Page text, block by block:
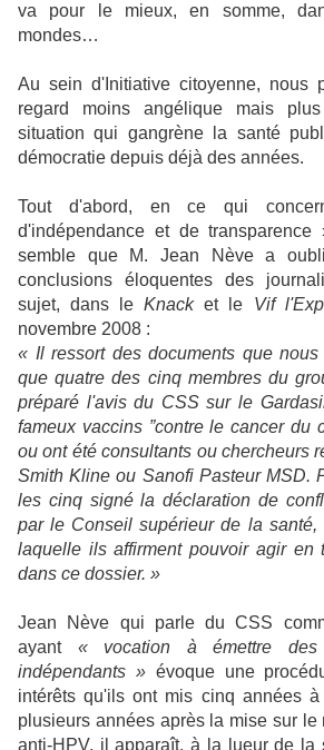
va pour le mieux, en somme,
mondes…
Au sein d'Initiative citoyenne, nous
regard moins angélique mais
situation qui gangrène la santé
démocratie depuis déjà des années.
Tout d'abord, en ce qui
d'indépendance et de
semble que M. Jean Nève a
conclusions éloquentes des
sujet, dans leKnacket le Vif
novembre 2008 :
« Il ressort des documents que
que quatre des cinq membres du
préparé l'avis du CSS sur le
fameux vaccins ”contre le cancer du
ou ont été consultants ou chercheurs
Smith Kline ou Sanofi Pasteur MSD.
les cinq signé la déclaration de
par le Conseil supérieur de la santé,
laquelle ils affirment pouvoir agir en
dans ce dossier. »
Jean Nève qui parle du CSS
ayant « vocation à émettre des
indépendants »évoque une
intérêts qu'ils ont mis cinq années à
plusieurs années après la mise sur le
anti-HPV, il apparaît, à la lueur de la